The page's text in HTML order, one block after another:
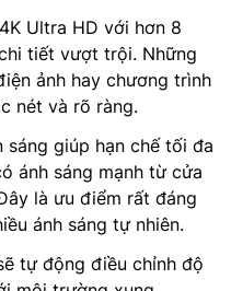
Ultra HD với hơn 8
tiết vượt trội. Những
ảnh hay chương trình
nét và rõ ràng.
giúp hạn chế tối đa
ánh sáng mạnh từ cửa
là ưu điểm rất đáng
ánh sáng tự nhiên.
tự động điều chỉnh độ